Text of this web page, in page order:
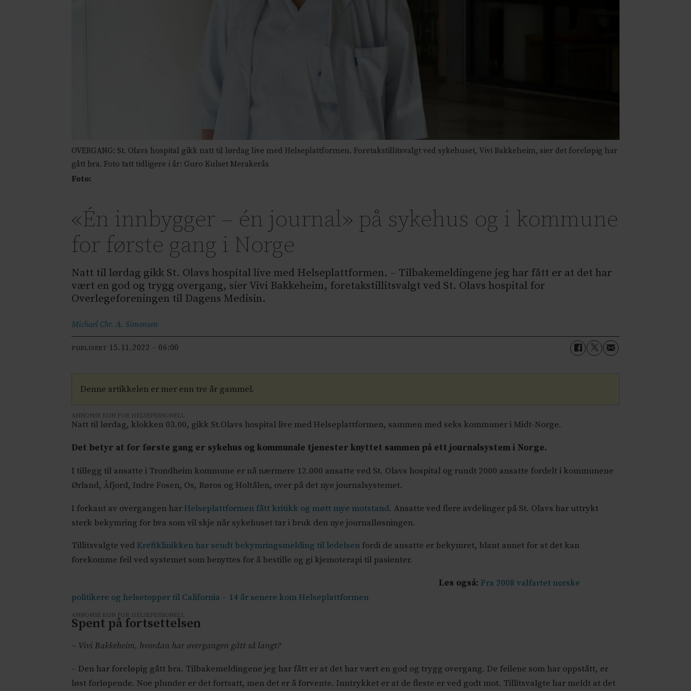
OVERGANG: St. Olavs hospital gikk natt til lørdag live med Helseplattformen. Foretakstillitsvalgt ved sykehuset, Vivi Bakkeheim, sier det foreløpig har
gått bra. Foto tatt tidligere i år: Guro Kulset Merakerås
Foto:
«Én innbygger – én journal» på sykehus og i kommune
for første gang i Norge
Natt til lørdag gikk St. Olavs hospital live med Helseplattformen. – Tilbakemeldingene jeg har fått er at det har
vært en god og trygg overgang, sier Vivi Bakkeheim, foretakstillitsvalgt ved St. Olavs hospital for
Overlegeforeningen til Dagens Medisin.
Michael Chr. A. Simonsen
PUBLISERT 15.11.2022 - 06:00
Denne artikkelen er mer enn tre år gammel.
ANNONSE KUN FOR HELSEPERSONELL
Natt til lørdag, klokken 03.00, gikk St.Olavs hospital live med Helseplattformen, sammen med seks kommuner i Midt-Norge.
Det betyr at for første gang er sykehus og kommunale tjenester knyttet sammen på ett journalsystem i Norge.
I tillegg til ansatte i Trondheim kommune er nå nærmere 12.000 ansatte ved St. Olavs hospital og rundt 2000 ansatte fordelt i kommunene
Ørland, Åfjord, Indre Fosen, Os, Røros og Holtålen, over på det nye journalsystemet.
I forkant av overgangen harHelseplattformen fått kritikk og møtt mye motstand. Ansatte ved flere avdelinger på St. Olavs har uttrykt
sterk bekymring for hva som vil skje når sykehuset tar i bruk den nye journalløsningen.
Tillitsvalgte vedKreftklinikken har sendt bekymringsmelding til ledelsen fordi de ansatte er bekymret, blant annet for at det kan
forekomme feil ved systemet som benyttes for å bestille og gi kjemoterapi til pasienter.
Les også: Fra 2008 valfartet norske
politikere og helsetopper til California – 14 år senere kom Helseplattformen
ANNONSE KUN FOR HELSEPERSONELL
Spent på fortsettelsen
– Vivi Bakkeheim, hvordan har overgangen gått så langt?
– Den har foreløpig gått bra. Tilbakemeldingene jeg har fått er at det har vært en god og trygg overgang. De feilene som har oppstått, er
løst forløpende. Noe plunder er det fortsatt, men det er å forvente. Inntrykket er at de fleste er ved godt mot. Tillitsvalgte har meldt at det